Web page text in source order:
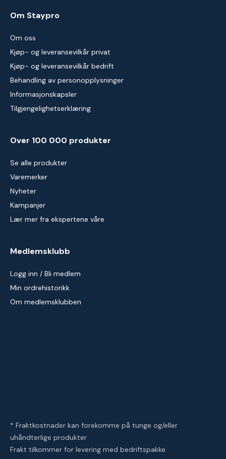
Om Staypro
Om oss
Kjøp- og leveransevilkår privat
Kjøp- og leveransevilkår bedrift
Behandling av personopplysninger
Informasjonskapsler
Tilgjengelighetserklæring
Over 100 000 produkter
Se alle produkter
Varemerker
Nyheter
Kampanjer
Lær mer fra ekspertene våre
Medlemsklubb
Logg inn / Bli medlem
Min ordrehistorikk
Om medlemsklubben
* Fraktkostnader kan forekomme på tunge og/eller
uhåndterlige produkter
Frakt tilkommer for levering med bedriftspakke.